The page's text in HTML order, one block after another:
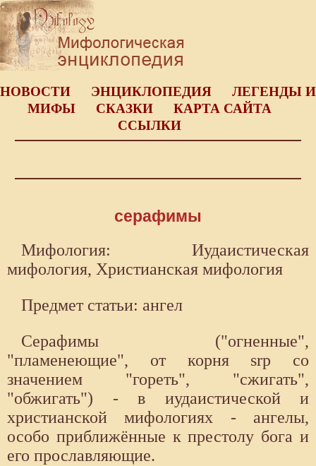
НОВОСТИ ЭНЦИКЛОПЕДИЯ
ЛЕГЕНДЫ И
МИФЫ
СКАЗКИ
КАРТА САЙТА
ССЫЛКИ
серафимы
Мифология: Иудаистическая
мифология, Христианская мифология
Предмет статьи: ангел
Серафимы ("огненные",
"пламенеющие", от корня srp со
значением "гореть", "сжигать",
"обжигать") - в иудаистической и
христианской мифологиях - ангелы,
особо приближённые к престолу бога и
его прославляющие.